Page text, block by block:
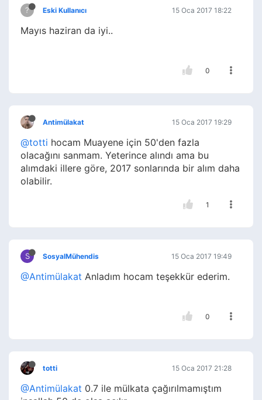
? Eski Kullanıcı 15 Oca 2017 18:22
Mayıs haziran da iyi..
0
Antimülakat 15 Oca 2017 19:29
@totti hocam Muayene için 50'den fazla
olacağını sanmam. Yeterince alındı ama bu
alımdaki illere göre, 2017 sonlarında bir alım daha
olabilir.
1
S SosyalMühendis 15 Oca 2017 19:49
@Antimülakat Anladım hocam teşekkür ederim.
0
totti 15 Oca 2017 21:28
@Antimülakat 0.7 ile mülkata çağırılmamıştım